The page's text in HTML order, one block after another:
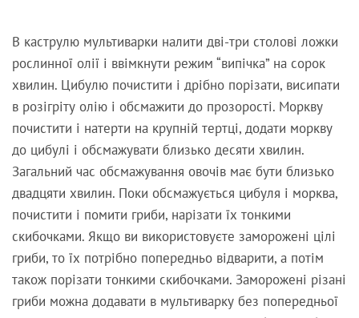
В каструлю мультиварки налити дві-три столові ложки
рослинної олії і ввімкнути режим “випічка” на сорок
хвилин. Цибулю почистити і дрібно порізати, висипати
в розігріту олію і обсмажити до прозорості. Моркву
почистити і натерти на крупній тертці, додати моркву
до цибулі і обсмажувати близько десяти хвилин.
Загальний час обсмажування овочів має бути близько
двадцяти хвилин. Поки обсмажується цибуля і морква,
почистити і помити гриби, нарізати їх тонкими
скибочками. Якщо ви використовуєте заморожені цілі
гриби, то їх потрібно попередньо відварити, а потім
також порізати тонкими скибочками. Заморожені різані
гриби можна додавати в мультиварку без попередньої